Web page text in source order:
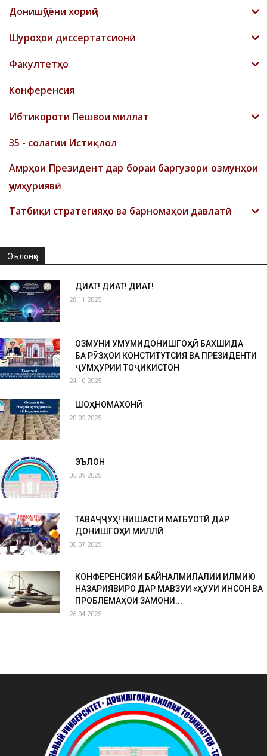
Донишҷӯёни хориҷӣ
Шyроҳои диссертатсионӣ
Факултетҳо
Конференсия
Ибтикороти Пешвои миллат
35 - солагии Истиқлол
Амрҳои Президент дар бораи баргузори озмунҳои
ҷумҳуриявӣ
Татбиқи стратегияҳо ва барномаҳои давлатӣ
Эълонҳо
ДИҚҚАТ! ДИҚҚАТ! ДИҚҚАТ!
28.11.2025
ОЗМУНИ УМУМИДОНИШГОҲӢ БАХШИДА
БА РӮЗҲОИ КОНСТИТУТСИЯ ВА ПРЕЗИДЕНТИ
ҶУМҲУРИИ ТОҶИКИСТОН
24.10.2025
ШОҲНОМАХОНӢ
20.09.2025
ЭЪЛОН
05.09.2025
ТАВАҶҶУҲ! НИШАСТИ МАТБУОТӢ ДАР
ДОНИШГОҲИ МИЛЛӢ
30.07.2025
КОНФЕРЕНСИЯИ БАЙНАЛМИЛАЛИИ ИЛМИЮ
НАЗАРИЯВИРО ДАР МАВЗУИ «ҲУҚУҚИ ИНСОН ВА
ПРОБЛЕМАҲОИ ЗАМОНИ...
26.04.2025